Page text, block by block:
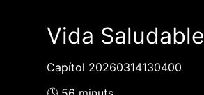
Vida Saludable
Capítol 20260314130400